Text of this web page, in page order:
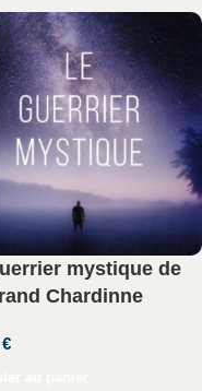
mystique de
Chardinne
€